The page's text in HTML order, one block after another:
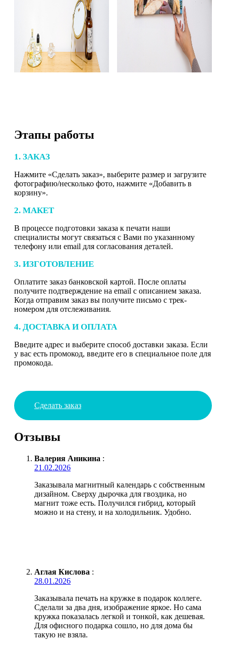
Этапы работы
1. ЗАКАЗ
Нажмите «Сделать заказ», выберите размер и загрузите
фотографию/несколько фото, нажмите «Добавить в
корзину».
2. МАКЕТ
В процессе подготовки заказа к печати наши
специалисты могут связаться с Вами по указанному
телефону или email для согласования деталей.
3. ИЗГОТОВЛЕНИЕ
Оплатите заказ банковской картой. После оплаты
получите подтверждение на email с описанием заказа.
Когда отправим заказ вы получите письмо с трек-
номером для отслеживания.
4. ДОСТАВКА И ОПЛАТА
Введите адрес и выберите способ доставки заказа. Если
у вас есть промокод, введите его в специальное поле для
промокода.
Сделать заказ
Отзывы
Валерия Аникина :
21.02.2026
Заказывала магнитный календарь с собственным
дизайном. Сверху дырочка для гвоздика, но
магнит тоже есть. Получился гибрид, который
можно и на стену, и на холодильник. Удобно.
Аглая Кислова :
28.01.2026
Заказывала печать на кружке в подарок коллеге.
Сделали за два дня, изображение яркое. Но сама
кружка показалась легкой и тонкой, как дешевая.
Для офисного подарка сошло, но для дома бы
такую не взяла.